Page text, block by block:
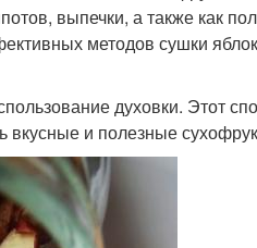
выпечки, а также как
методов сушки
духовки. Этот
вкусные и полезные